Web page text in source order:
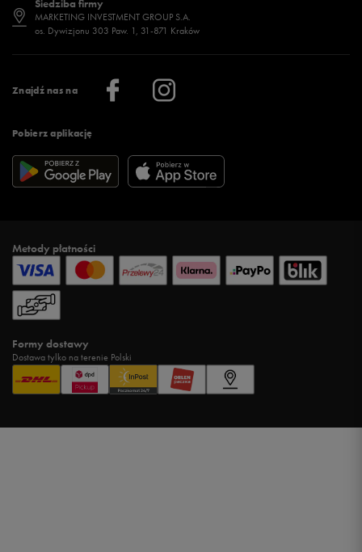
Znajdź nas na
Pobierz aplikację
Regulamin sklepu 50 style
Regulamin aplikacji 50 style
Więcej regulaminów >
Jak wybrać buty na zimę?
Więcej >
Stylizacje damskie
Sklepy stacjonarne
Klub 50 style
Praca
Informacje o firmie
Siedziba firmy
MARKETING INVESTMENT GROUP S.A.
os. Dywizjonu 303 Paw. 1, 31-871 Kraków
Metody płatności
Formy dostawy
Dostawa tylko na terenie Polski